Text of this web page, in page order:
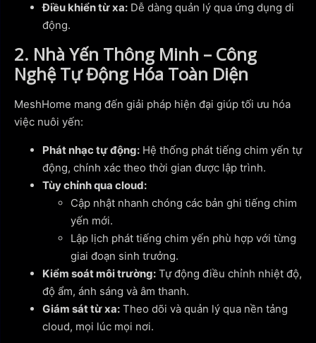
Điều khiển từ xa: Dễ dàng quản lý qua ứng dụng di
động.
2. Nhà Yến Thông Minh – Công
Nghệ Tự Động Hóa Toàn Diện
MeshHome mang đến giải pháp hiện đại giúp tối ưu hóa
việc nuôi yến:
Phát nhạc tự động: Hệ thống phát tiếng chim yến tự
động, chính xác theo thời gian được lập trình.
Tùy chỉnh qua cloud:
Cập nhật nhanh chóng các bản ghi tiếng chim
yến mới.
Lập lịch phát tiếng chim yến phù hợp với từng
giai đoạn sinh trưởng.
Kiểm soát môi trường: Tự động điều chỉnh nhiệt độ,
độ ẩm, ánh sáng và âm thanh.
Giám sát từ xa: Theo dõi và quản lý qua nền tảng
cloud, mọi lúc mọi nơi.